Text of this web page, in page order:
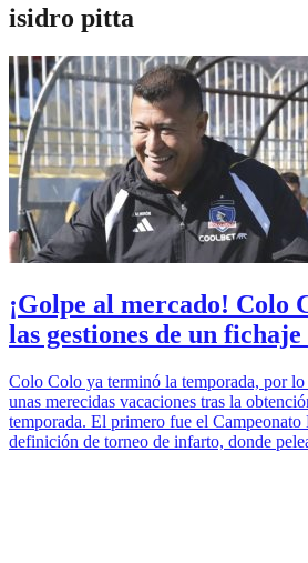
isidro pitta
¡Golpe al mercado! Colo
las gestiones de un
Colo Colo ya terminó la temporada, por lo
unas merecidas vacaciones tras la
temporada. El primero fue el Campeonato
definición de torneo de infarto, donde